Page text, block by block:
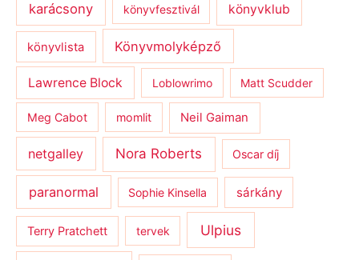
karácsony könyvfesztivál könyvklub
könyvlista Könyvmolyképző
Lawrence Block Loblowrimo Matt Scudder
Meg Cabot momlit Neil Gaiman
netgalley Nora Roberts Oscar díj
paranormal Sophie Kinsella sárkány
Terry Pratchett tervek Ulpius